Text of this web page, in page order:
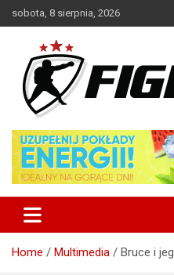
to
sobota, 8 sierpnia, 2026
FIGHT24.PL –
Home Multimedia Bruce i